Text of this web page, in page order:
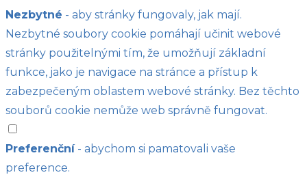
Nezbytné - aby stránky fungovaly, jak mají.
Nezbytné soubory cookie pomáhají učinit webové
stránky použitelnými tím, že umožňují základní
funkce, jako je navigace na stránce a přístup k
zabezpečeným oblastem webové stránky. Bez těchto
souborů cookie nemůže web správně fungovat.
Preferenční- abychom si pamatovali vaše
preference.